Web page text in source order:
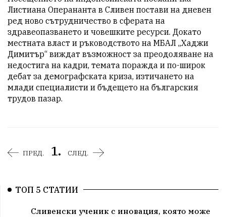
Листиана Оперананта в Сливен постави на дневен
ред ново сътрудничество в сферата на
здравеопазването и човешките ресурси. Докато
местната власт и ръководството на МБАЛ „Хаджи
Димитър“ виждат възможност за преодоляване на
недостига на кадри, темата поражда и по-широк
дебат за демографската криза, изтичането на
млади специалисти и бъдещето на българския
трудов пазар.
ПРЕД. 1. СЛЕД.
ТОП 5 СТАТИИ
Сливенски ученик с иновация, която може